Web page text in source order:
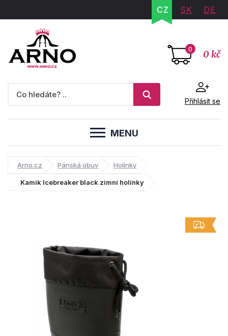
CZ SK DE
0 0 kč
Přihlásit se
MENU
Arno.cz Pánská obuv Holínky
Kamik Icebreaker black zimní holínky